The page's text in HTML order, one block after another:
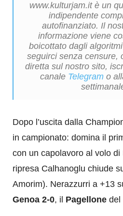
www.kulturjam.it è un
indipendente
autofinanziato. Il
informazione viene
boicottato dagli
seguirci senza censure,
diretta sul nostro sito,
canale Telegram o
Dopo l’uscita dalla
in campionato: domina il
con un capolavoro al volo
ripresa Calhanoglu chiude
Amorim). Nerazzurri a +13
Genoa 2-0, il Pagellone del